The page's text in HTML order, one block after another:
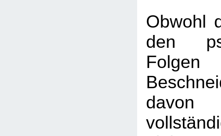
Obwohl
den
davon